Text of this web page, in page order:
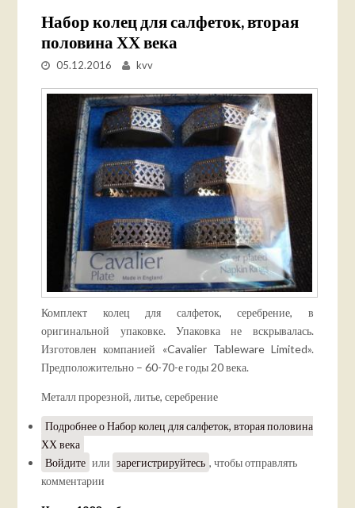
Набор колец для салфеток, вторая
половина ХХ века
05.12.2016 kvv
Комплект колец для салфеток, серебрение, в
оригинальной упаковке. Упаковка не вскрывалась.
Изготовлен компанией «Cavalier Tableware Limited».
Предположительно – 60-70-е годы 20 века.
Металл прорезной, литье, серебрение
Подробнеео Набор колец для салфеток, вторая половина
ХХ века
Войдите или зарегистрируйтесь , чтобы отправлять
комментарии